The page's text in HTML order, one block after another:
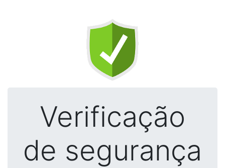
Verificação
de segurança